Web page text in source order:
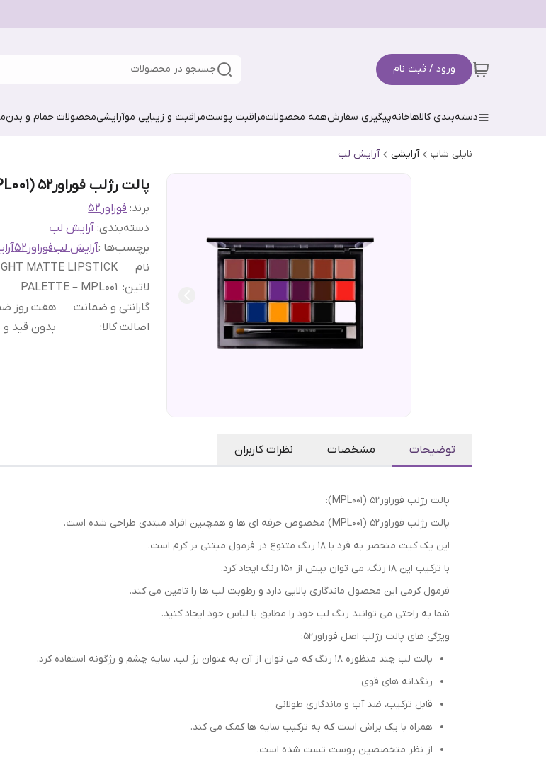
ورود / ثبت نام جستجو در محصولات
دسته‌بندی کالاهاخانهپیگیری سفارشهمه محصولاتمراقبت پوستمراقبت و زیبایی موآرایشیمحصولات حمام و بدن
نایلی شاپ آرایشی آرایش لب
پالت رژلب فوراور52 (MPL001)
برند: فوراور52
دسته‌بندی:آرایش لب
برچسب‌ها :آرایش لبفوراور52
نام
لاتین:
MATTE LIPSTICK
PALETTE – MPL001
گارانتی و ضمانت
اصالت کالا:
هفت روز
بدون قید
توضیحات مشخصات نظرات کاربران
پالت رژلب فوراور52 (MPL001):
پالت رژلب فوراور52 (MPL001) مخصوص حرفه ای ها و همچنین افراد مبتدی طراحی شده است.
این یک کیت منحصر به فرد با 18 رنگ متنوع در فرمول مبتنی بر کرم است.
با ترکیب این 18 رنگ، می توان بیش از 150 رنگ ایجاد کرد.
فرمول کرمی این محصول ماندگاری بالایی دارد و رطوبت لب ها را تامین می کند.
شما به راحتی می توانید رنگ لب خود را مطابق با لباس خود ایجاد کنید.
ویژگی های پالت رژلب اصل فوراور52:
پالت لب چند منظوره 18 رنگ که می توان از آن به عنوان رژ لب، سایه چشم و رژگونه استفاده کرد.
رنگدانه های قوی
قابل ترکیب، ضد آب و ماندگاری طولانی
همراه با یک براش است که به ترکیب سایه ها کمک می کند.
از نظر متخصصین پوست تست شده است.